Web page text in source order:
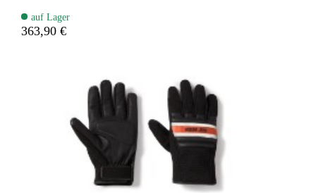
auf Lager
363,90 €